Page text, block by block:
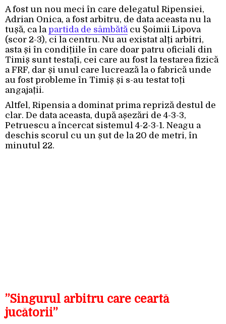
A fost un nou meci în care delegatul Ripensiei,
Adrian Onica, a fost arbitru, de data aceasta nu la
tușă, ca lapartida de sâmbătăcu Șoimii Lipova
(scor 2-3), ci la centru. Nu au existat alți arbitri,
asta și în condițiile în care doar patru oficiali din
Timiș sunt testați, cei care au fost la testarea fizică
a FRF, dar și unul care lucrează la o fabrică unde
au fost probleme în Timiș și s-au testat toți
angajații.
Altfel, Ripensia a dominat prima repriză destul de
clar. De data aceasta, după așezări de 4-3-3,
Petruescu a încercat sistemul 4-2-3-1. Neagu a
deschis scorul cu un șut de la 20 de metri, în
minutul 22.
”Singurul arbitru care ceartă
jucătorii”